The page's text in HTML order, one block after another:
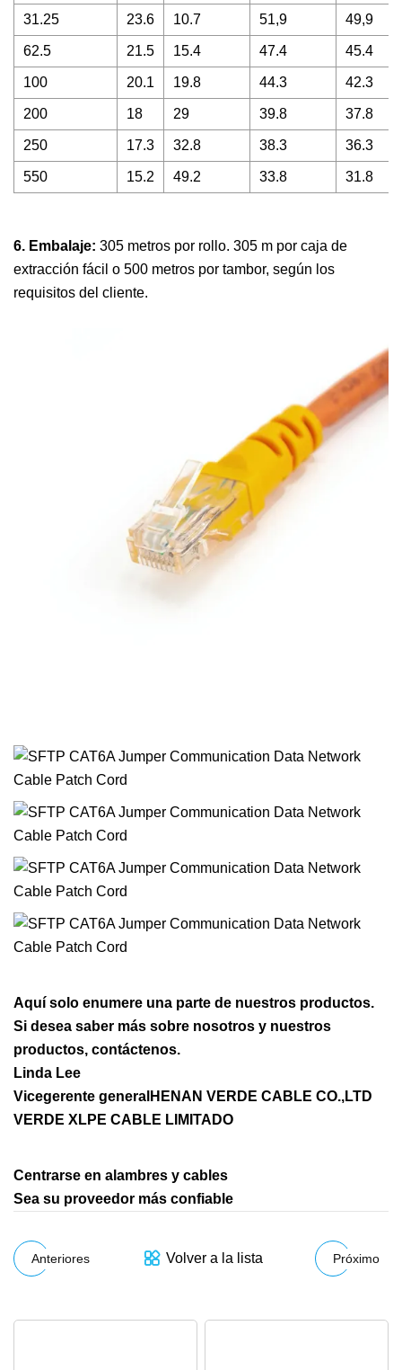
31.25 23.6 10.7 51,9 49,9
62.5 21.5 15.4 47.4 45.4
100 20.1 19.8 44.3 42.3
200 18 29 39.8 37.8
250 17.3 32.8 38.3 36.3
550 15.2 49.2 33.8 31.8
6. Embalaje: 305 metros por rollo. 305 m por caja de
extracción fácil o 500 metros por tambor, según los
requisitos del cliente.
Aquí solo enumere una parte de nuestros productos.
Si desea saber más sobre nosotros y nuestros
productos, contáctenos.
Linda Lee
Vicegerente generalHENAN VERDE CABLE CO.,LTD
VERDE XLPE CABLE LIMITADO
Centrarse en alambres y cables
Sea su proveedor más confiable
Anteriores Volver a la lista Próximo